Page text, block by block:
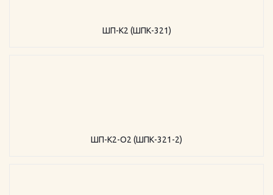
ШП-К2 (ШПК-321)
ШП-К2-О2 (ШПК-321-2)